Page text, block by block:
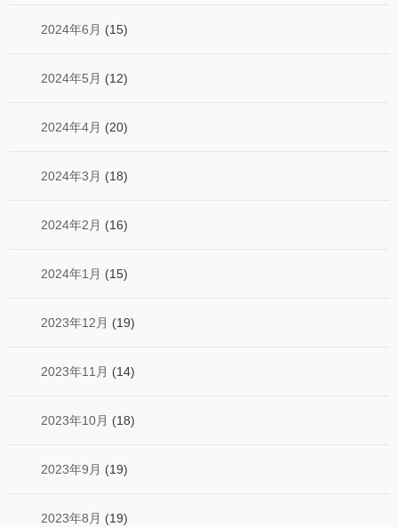
2024年6月 (15)
2024年5月 (12)
2024年4月 (20)
2024年3月 (18)
2024年2月 (16)
2024年1月 (15)
2023年12月 (19)
2023年11月 (14)
2023年10月 (18)
2023年9月 (19)
2023年8月 (19)